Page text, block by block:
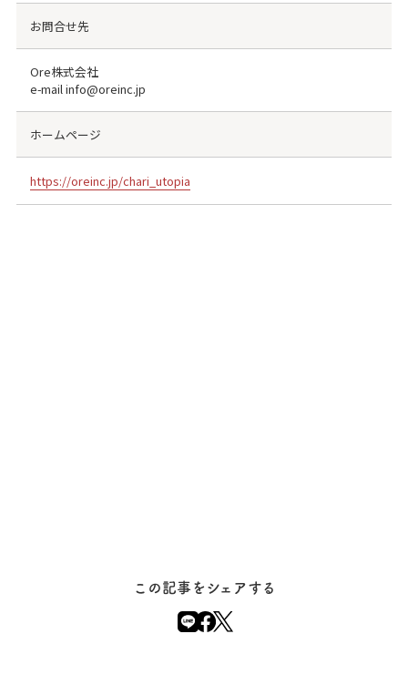
お問合せ先
Ore株式会社
e-mail info@oreinc.jp
ホームページ
https://oreinc.jp/chari_utopia
この記事をシェアする